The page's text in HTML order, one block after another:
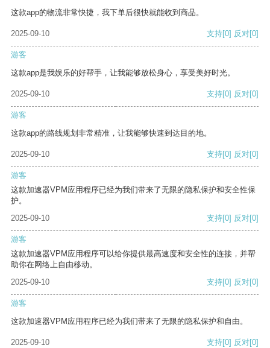
这款app的物流非常快捷，我下单后很快就能收到商品。
2025-09-10 支持[0] 反对[0]
游客
这款app是我娱乐的好帮手，让我能够放松身心，享受美好时光。
2025-09-10 支持[0] 反对[0]
游客
这款app的路线规划非常精准，让我能够快速到达目的地。
2025-09-10 支持[0] 反对[0]
游客
这款加速器VPM应用程序已经为我们带来了无限的隐私保护和安全性保
护。
2025-09-10
支持[0] 反对[0]
游客
这款加速器VPM应用程序可以给你提供最高速度和安全性的连接，并帮
助你在网络上自由移动。
2025-09-10
支持[0] 反对[0]
游客
这款加速器VPM应用程序已经为我们带来了无限的隐私保护和自由。
2025-09-10 支持[0] 反对[0]